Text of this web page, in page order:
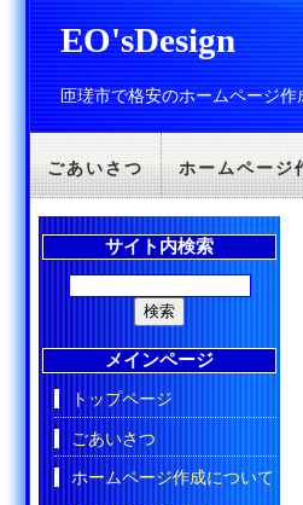
EO'sDesign
匝瑳市で格安のホームページ
ごあいさつ ホームページ
サイト内検索
メインページ
トップページ
ごあいさつ
ホームページ作成について